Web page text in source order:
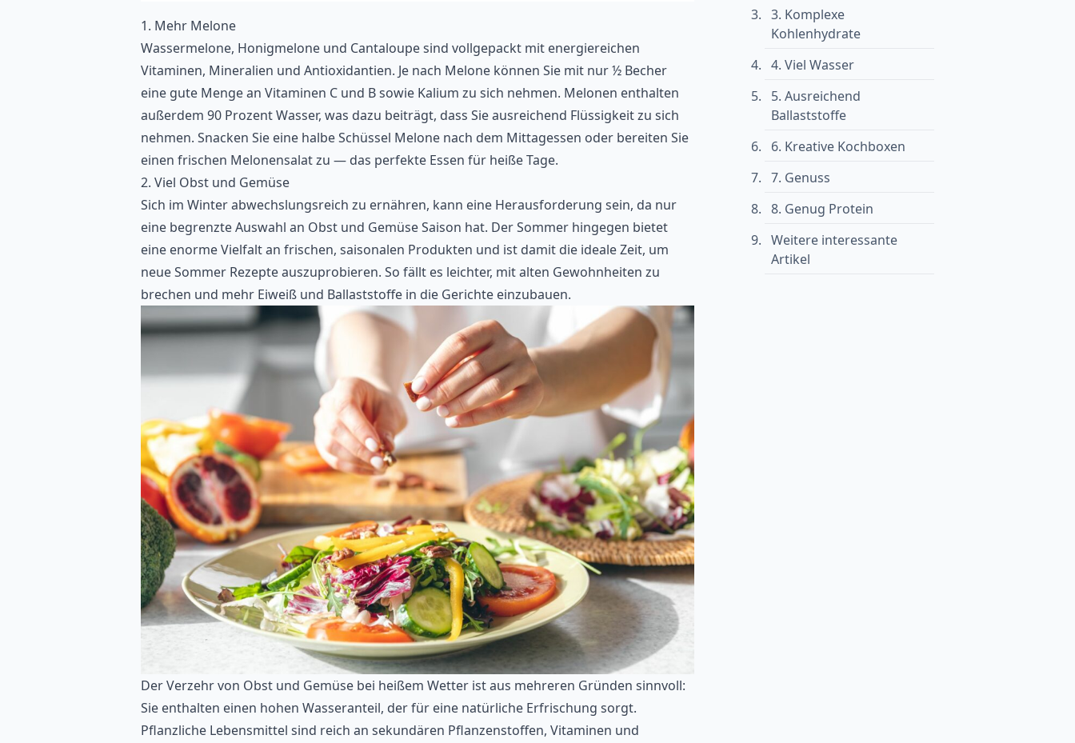
1. Mehr Melone
Wassermelone, Honigmelone und Cantaloupe sind vollgepackt mit energiereichen
Vitaminen, Mineralien und Antioxidantien. Je nach Melone können Sie mit nur ½ Becher
eine gute Menge an Vitaminen C und B sowie Kalium zu sich nehmen. Melonen enthalten
außerdem 90 Prozent Wasser, was dazu beiträgt, dass Sie ausreichend Flüssigkeit zu sich
nehmen. Snacken Sie eine halbe Schüssel Melone nach dem Mittagessen oder bereiten Sie
einen frischen Melonensalat zu — das perfekte Essen für heiße Tage.
2. Viel Obst und Gemüse
Sich im Winter abwechslungsreich zu ernähren, kann eine Herausforderung sein, da nur
eine begrenzte Auswahl an Obst und Gemüse Saison hat. Der Sommer hingegen bietet
eine enorme Vielfalt an frischen, saisonalen Produkten und ist damit die ideale Zeit, um
neue Sommer Rezepte auszuprobieren. So fällt es leichter, mit alten Gewohnheiten zu
brechen und mehr Eiweiß und Ballaststoffe in die Gerichte einzubauen.
Der Verzehr von Obst und Gemüse bei heißem Wetter ist aus mehreren Gründen sinnvoll:
Sie enthalten einen hohen Wasseranteil, der für eine natürliche Erfrischung sorgt.
Pflanzliche Lebensmittel sind reich an sekundären Pflanzenstoffen, Vitaminen und
3. Komplexe
Kohlenhydrate
4. Viel Wasser
5. Ausreichend
Ballaststoffe
6. Kreative Kochboxen
7. Genuss
8. Genug Protein
Weitere interessante
Artikel